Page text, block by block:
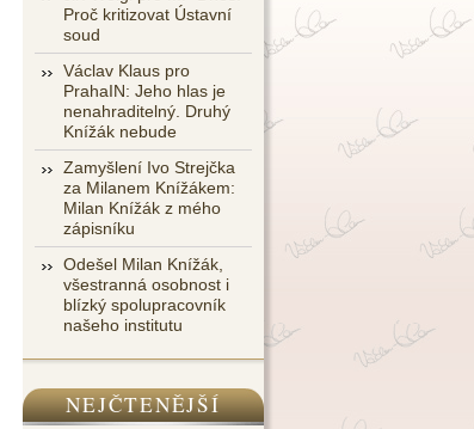
Proč kritizovat Ústavní
soud
Václav Klaus pro
PrahaIN: Jeho hlas je
nenahraditelný. Druhý
Knížák nebude
Zamyšlení Ivo Strejčka
za Milanem Knížákem:
Milan Knížák z mého
zápisníku
Odešel Milan Knížák,
všestranná osobnost i
blízký spolupracovník
našeho institutu
NEJČTENĚJŠÍ